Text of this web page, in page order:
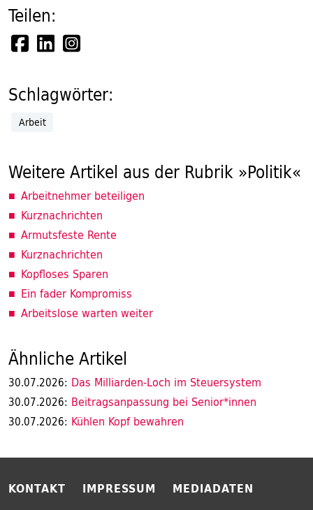
Teilen:
Schlagwörter:
Arbeit
Weitere Artikel aus der Rubrik »Politik«
Arbeitnehmer beteiligen
Kurznachrichten
Armutsfeste Rente
Kurznachrichten
Kopfloses Sparen
Ein fader Kompromiss
Arbeitslose warten weiter
Ähnliche Artikel
30.07.2026: Das Milliarden-Loch im Steuersystem
30.07.2026: Beitragsanpassung bei Senior*innen
30.07.2026: Kühlen Kopf bewahren
KONTAKT IMPRESSUM MEDIADATEN